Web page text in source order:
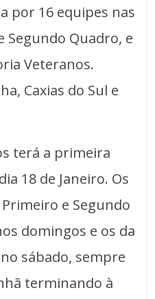
por 16 equipes nas
Segundo Quadro, e
Veteranos.
Caxias do Sul e
terá a primeira
18 de Janeiro. Os
e Segundo
domingos e os da
sábado, sempre
terminando à